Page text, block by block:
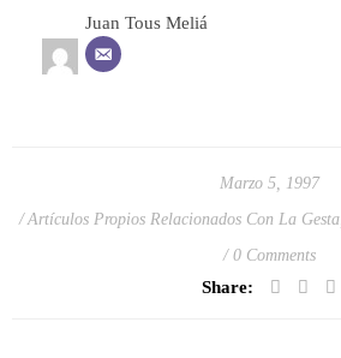
Juan Tous Meliá
Marzo 5, 1997
Artículos Propios Relacionados Con La Gesta,
0 Comments
Share: